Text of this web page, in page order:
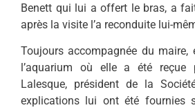
Benett qui lui a offert le bras, a
après la visite l’a reconduite lui-
Toujours accompagnée du maire,
l’aquarium où elle a été
Lalesque, président de la
explications lui ont été fournies